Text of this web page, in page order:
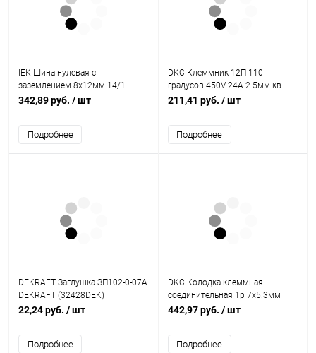
IEK Шина нулевая с
заземлением 8х12мм 14/1
крепление по центру (YNN20-14-
342,89 руб. / шт
Подробнее
DKC Клеммник 12П 110
градусов 450V 24A 2.5мм.кв.
полиамид 6.6 (43112NY)
211,41 руб. / шт
Подробнее
DEKRAFT Заглушка ЗП102-0-07A
DEKRAFT (32428DEK)
22,24 руб. / шт
Подробнее
DKC Колодка клеммная
соединительная 1р 7х5.3мм
зеленый (T167)
442,97 руб. / шт
Подробнее